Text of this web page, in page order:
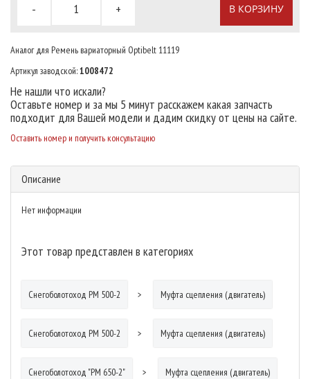
- + В КОРЗИНУ
Аналог для Ремень вариаторный Optibelt 11119
Артикул заводской:1008472
Не нашли что искали?
Оставьте номер и за мы 5 минут расскажем какая запчасть
подходит для Вашей модели и дадим скидку от цены на сайте.
Оставить номер и получить консультацию
Описание
Нет информации
Этот товар представлен в категориях
Снегоболотоход РМ 500-2 Муфта сцепления (двигатель)
Снегоболотоход РМ 500-2 Муфта сцепления (двигатель)
Снегоболотоход "РМ 650-2" Муфта сцепления (двигатель)